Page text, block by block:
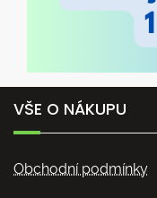
VŠE O NÁKUPU
Obchodní podmínky